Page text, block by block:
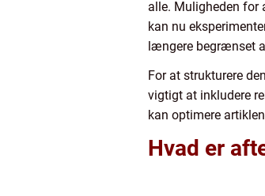
alle. Muligheden for
kan nu
længere begrænset
For at strukturere
vigtigt at inkludere
kan optimere
Hvad er